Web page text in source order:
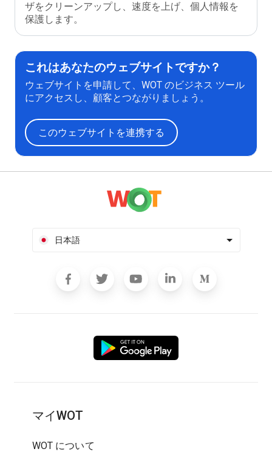
ザをクリーンアップし、速度を上げ、個人情報を
保護します。
これはあなたのウェブサイトですか？
ウェブサイトを申請して、WOT のビジネス ツール
にアクセスし、顧客とつながりましょう。
このウェブサイトを連携する
日本語
マイWOT
WOT について